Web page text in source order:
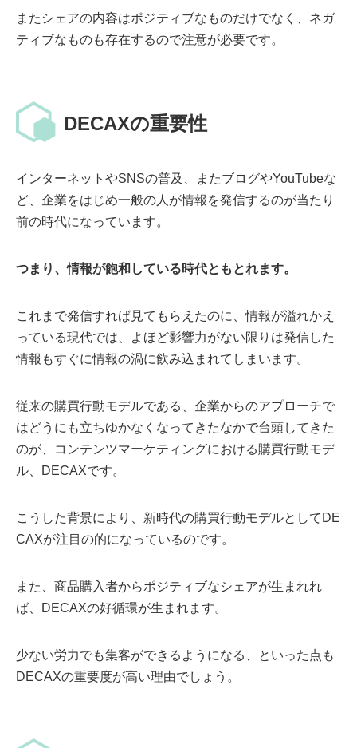
またシェアの内容はポジティブなものだけでなく、ネガ
ティブなものも存在するので注意が必要です。
DECAXの重要性
インターネットやSNSの普及、またブログやYouTubeな
ど、企業をはじめ一般の人が情報を発信するのが当たり
前の時代になっています。
つまり、情報が飽和している時代ともとれます。
これまで発信すれば見てもらえたのに、情報が溢れかえ
っている現代では、よほど影響力がない限りは発信した
情報もすぐに情報の渦に飲み込まれてしまいます。
従来の購買行動モデルである、企業からのアプローチで
はどうにも立ちゆかなくなってきたなかで台頭してきた
のが、コンテンツマーケティングにおける購買行動モデ
ル、DECAXです。
こうした背景により、新時代の購買行動モデルとしてDE
CAXが注目の的になっているのです。
また、商品購入者からポジティブなシェアが生まれれ
ば、DECAXの好循環が生まれます。
少ない労力でも集客ができるようになる、といった点も
DECAXの重要度が高い理由でしょう。